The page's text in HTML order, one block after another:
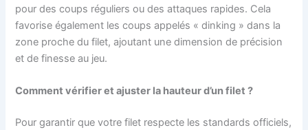
pour des coups réguliers ou des attaques rapides. Cela
favorise également les coups appelés « dinking » dans la
zone proche du filet, ajoutant une dimension de précision
et de finesse au jeu.
Comment vérifier et ajuster la hauteur d’un filet ?
Pour garantir que votre filet respecte les standards officiels,